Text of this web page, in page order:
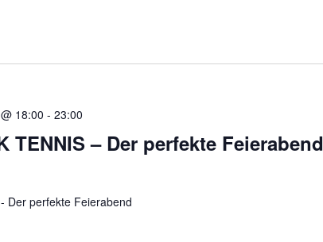
18:00 - 23:00
TENNIS – Der perfekte Feierabend
Der perfekte Feierabend